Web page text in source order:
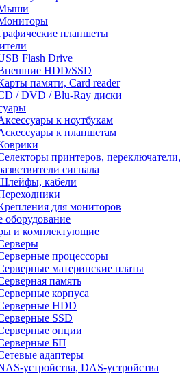
планшеты
Flash Drive
HDD/SSD
памяти, Card reader
/ DVD / Blu-Ray диски
к ноутбукам
к планшетам
принтеров, переключатели,
сигнала
кабели
для мониторов
оборудование
и комплектующие
процессоры
материнские платы
память
корпуса
HDD
SSD
опции
БП
адаптеры
устройства, DAS-устройства